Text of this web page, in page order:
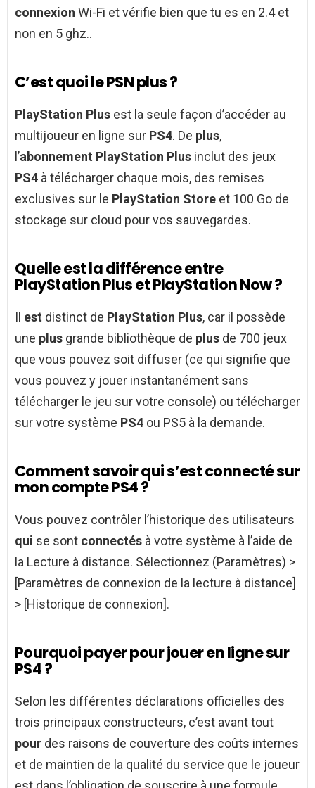
connexion Wi-Fi et vérifie bien que tu es en 2.4 et
non en 5 ghz..
C’est quoi le PSN plus ?
PlayStation Plus est la seule façon d’accéder au
multijoueur en ligne sur PS4. De plus,
l’abonnement PlayStation Plus inclut des jeux
PS4 à télécharger chaque mois, des remises
exclusives sur le PlayStation Store et 100 Go de
stockage sur cloud pour vos sauvegardes.
Quelle est la différence entre
PlayStation Plus et PlayStation Now ?
Il est distinct de PlayStation Plus, car il possède
une plus grande bibliothèque de plus de 700 jeux
que vous pouvez soit diffuser (ce qui signifie que
vous pouvez y jouer instantanément sans
télécharger le jeu sur votre console) ou télécharger
sur votre système PS4 ou PS5 à la demande.
Comment savoir qui s’est connecté sur
mon compte PS4 ?
Vous pouvez contrôler l’historique des utilisateurs
qui se sont connectés à votre système à l’aide de
la Lecture à distance. Sélectionnez (Paramètres) >
[Paramètres de connexion de la lecture à distance]
> [Historique de connexion].
Pourquoi payer pour jouer en ligne sur
PS4 ?
Selon les différentes déclarations officielles des
trois principaux constructeurs, c’est avant tout
pour des raisons de couverture des coûts internes
et de maintien de la qualité du service que le joueur